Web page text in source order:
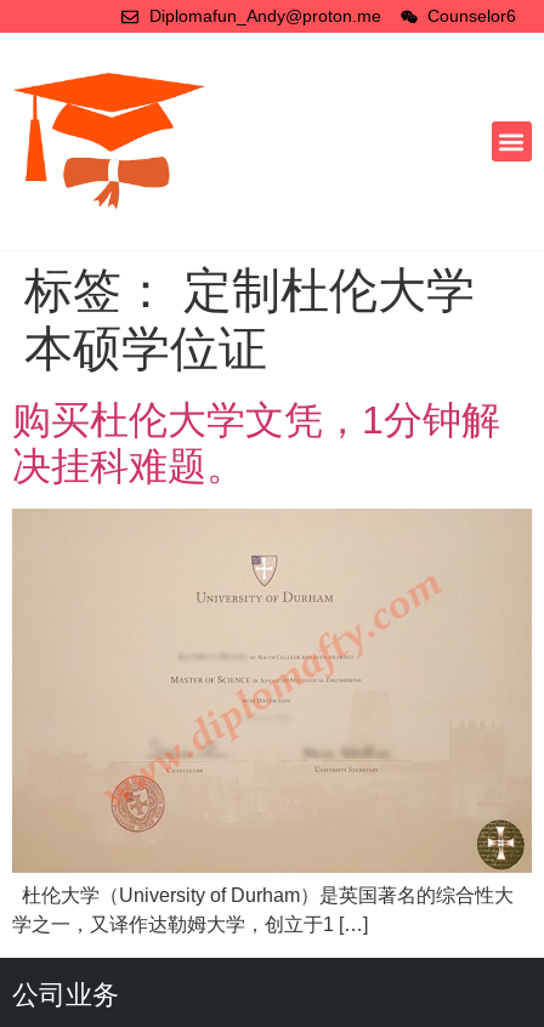
Diplomafun_Andy@proton.me Counselor6
标签： 定制杜伦大学
本硕学位证
购买杜伦大学文凭，1分钟解
决挂科难题。
杜伦大学（University of Durham）是英国著名的综合性大
学之一，又译作达勒姆大学，创立于1 […]
公司业务